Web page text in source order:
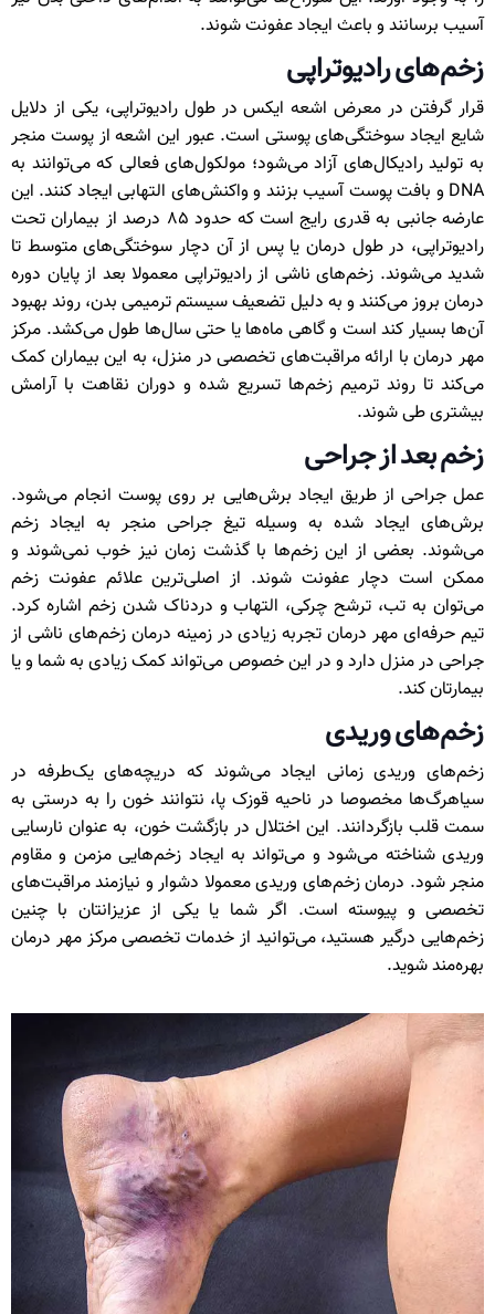
آسیب برسانند و باعث ایجاد عفونت شوند.
زخم‌های رادیوتراپی
قرار گرفتن در معرض اشعه ایکس در طول رادیوتراپی، یکی از دلایل
شایع ایجاد سوختگی‌های پوستی است. عبور این اشعه از پوست منجر
به تولید رادیکال‌های آزاد می‌شود؛ مولکول‌های فعالی که می‌توانند به
DNA و بافت پوست آسیب بزنند و واکنش‌های التهابی ایجاد کنند. این
عارضه جانبی به‌ قدری رایج است که حدود ۸۵ درصد از بیماران تحت
رادیوتراپی، در طول درمان یا پس از آن دچار سوختگی‌های متوسط تا
شدید می‌شوند. زخم‌های ناشی از رادیوتراپی معمولا بعد از پایان دوره
درمان بروز می‌کنند و به دلیل تضعیف سیستم ترمیمی بدن، روند بهبود
آن‌ها بسیار کند است و گاهی ماه‌ها یا حتی سال‌ها طول می‌کشد. مرکز
مهر درمان با ارائه مراقبت‌های تخصصی در منزل، به این بیماران کمک
می‌کند تا روند ترمیم زخم‌ها تسریع شده و دوران نقاهت با آرامش
بیشتری طی شوند.
زخم‌ بعد از جراحی
عمل جراحی از طریق ایجاد برش‌هایی بر روی پوست انجام می‌شود.
برش‌های ایجاد شده به وسیله تیغ جراحی منجر به ایجاد زخم
می‌شوند. بعضی از این زخم‌ها با گذشت زمان نیز خوب نمی‌شوند و
ممکن است دچار عفونت شوند. از اصلی‌ترین علائم عفونت زخم
می‌توان به تب، ترشح چرکی، التهاب و دردناک شدن زخم اشاره کرد.
تیم حرفه‌ای مهر درمان تجربه زیادی در زمینه درمان زخم‌های ناشی از
جراحی در منزل دارد و در این خصوص می‌تواند کمک زیادی به شما و یا
بیمارتان کند.
زخم‌های وریدی
زخم‌های وریدی زمانی ایجاد می‌شوند که دریچه‌های یک‌طرفه در
سیاهرگ‌ها مخصوصا در ناحیه قوزک پا، نتوانند خون را به‌ درستی به
سمت قلب بازگردانند. این اختلال در بازگشت خون، به‌ عنوان نارسایی
وریدی شناخته می‌شود و می‌تواند به ایجاد زخم‌هایی مزمن و مقاوم
منجر شود. درمان زخم‌های وریدی معمولا دشوار و نیازمند مراقبت‌های
تخصصی و پیوسته است. اگر شما یا یکی از عزیزانتان با چنین
زخم‌هایی درگیر هستید، می‌توانید از خدمات تخصصی مرکز مهر درمان
بهره‌مند شوید.